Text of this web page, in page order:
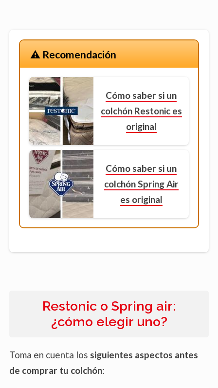
⚠️ Recomendación
Cómo saber si un
colchón Restonic es
original
Cómo saber si un
colchón Spring Air
es original
Restonic o Spring air:
¿cómo elegir uno?
Toma en cuenta los siguientes aspectos antes
de comprar tu colchón: